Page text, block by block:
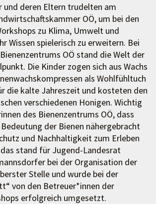
und deren Eltern trudelten am
OÖ, um bei den
zu Klima, Umwelt und
Wissen spielerisch zu erweitern. Bei
OÖ stand die Welt der
Die Kinder zogen sich aus Wachs
als Wohlfühltuch
die kalte Jahreszeit und kosteten den
verschiedenen Honigen. Wichtig
des Bienenzentrums OÖ, dass
der Bienen nähergebracht
und Nachhaltigkeit zum Erleben
stand für Jugend-Landesrat
bei der Organisation der
Stelle und wurde bei der
von den Betreuer*innen der
erfolgreich umgesetzt.